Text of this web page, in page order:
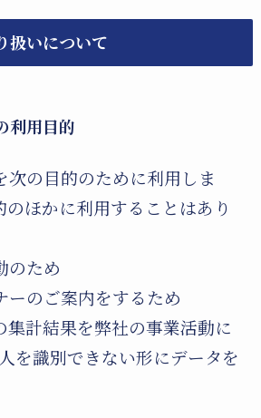
扱いについて
利用目的
次の目的のために利用しま
ほかに利用することはあり
のため
ーのご案内をするため
集計結果を弊社の事業活動に
を識別できない形にデータを